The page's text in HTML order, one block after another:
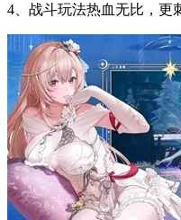
4、战斗玩法热血无比，更